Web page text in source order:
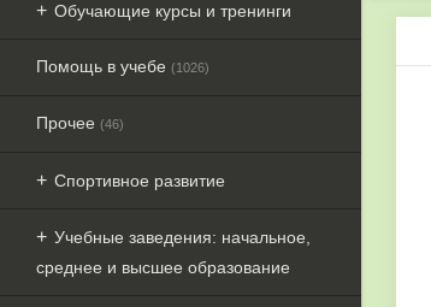
Обучающие курсы и тренинги
Помощь в учебе (1026)
Прочее (46)
Спортивное развитие
Учебные заведения: начальное,
среднее и высшее образование